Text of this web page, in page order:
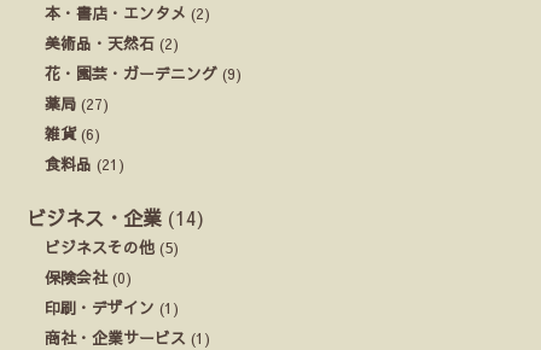
本・書店・エンタメ (2)
美術品・天然石 (2)
花・園芸・ガーデニング (9)
薬局 (27)
雑貨(6)
食料品 (21)
ビジネス・企業 (14)
ビジネスその他 (5)
保険会社(0)
印刷・デザイン (1)
商社・企業サービス (1)